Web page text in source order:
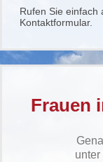
Rufen Sie einfach
Kontaktformular.
Frauen
unter